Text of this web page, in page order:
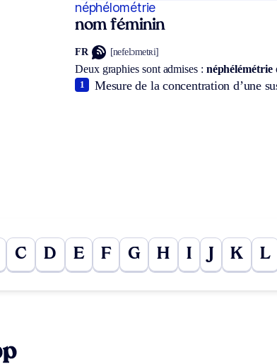
néphélométrie
nom féminin
FR [nefelɔmetʀi]
Deux graphies sont admises : néphélémétrie
Mesure de la concentration d’une
1
C D E F G H I K L